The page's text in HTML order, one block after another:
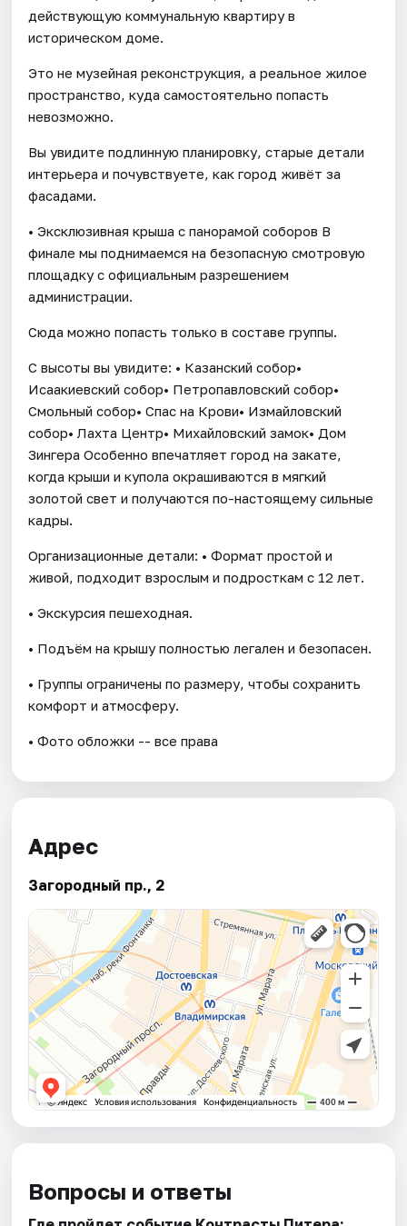
действующую коммунальную квартиру в
историческом доме.
Это не музейная реконструкция, а реальное жилое
пространство, куда самостоятельно попасть
невозможно.
Вы увидите подлинную планировку, старые детали
интерьера и почувствуете, как город живёт за
фасадами.
• Эксклюзивная крыша с панорамой соборов В
финале мы поднимаемся на безопасную смотровую
площадку с официальным разрешением
администрации.
Сюда можно попасть только в составе группы.
С высоты вы увидите: • Казанский собор•
Исаакиевский собор• Петропавловский собор•
Смольный собор• Спас на Крови• Измайловский
собор• Лахта Центр• Михайловский замок• Дом
Зингера Особенно впечатляет город на закате,
когда крыши и купола окрашиваются в мягкий
золотой свет и получаются по-настоящему сильные
кадры.
Организационные детали: • Формат простой и
живой, подходит взрослым и подросткам с 12 лет.
• Экскурсия пешеходная.
• Подъём на крышу полностью легален и безопасен.
• Группы ограничены по размеру, чтобы сохранить
комфорт и атмосферу.
• Фото обложки -- все права
Адрес
Загородный пр., 2
Вопросы и ответы